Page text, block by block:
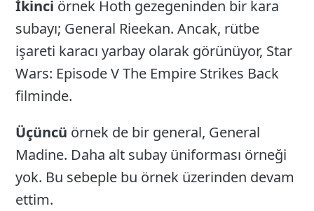
İkinci örnek Hoth gezegeninden bir kara
subayı; General Rieekan. Ancak, rütbe
işareti karacı yarbay olarak görünüyor, Star
Wars: Episode V The Empire Strikes Back
filminde.
Üçüncü örnek de bir general, General
Madine. Daha alt subay üniforması örneği
yok. Bu sebeple bu örnek üzerinden devam
ettim.